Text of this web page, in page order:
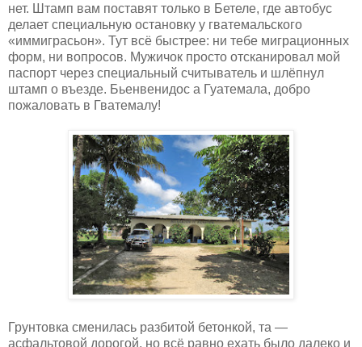
нет. Штамп вам поставят только в Бетеле, где автобус
делает специальную остановку у гватемальского
«иммиграсьон». Тут всё быстрее: ни тебе миграционных
форм, ни вопросов. Мужичок просто отсканировал мой
паспорт через специальный считыватель и шлёпнул
штамп о въезде. Бьенвенидос а Гуатемала, добро
пожаловать в Гватемалу!
Грунтовка сменилась разбитой бетонкой, та —
асфальтовой дорогой, но всё равно ехать было далеко и